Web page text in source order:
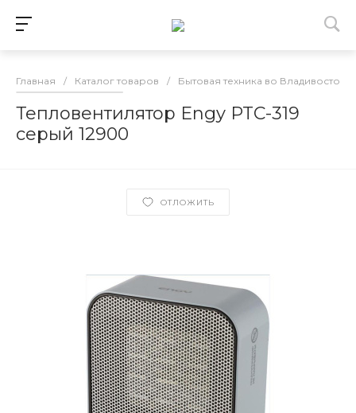
Главная / Каталог товаров / Бытовая техника во Владивостоке
Тепловентилятор Engy PTC-319
серый 12900
ОТЛОЖИТЬ